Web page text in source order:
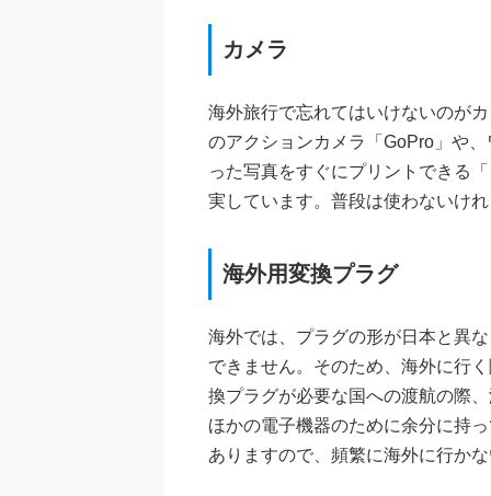
カメラ
海外旅行で忘れてはいけないのが
のアクションカメラ「GoPro」や
った写真をすぐにプリントできる
実しています。普段は使わないけ
海外用変換プラグ
海外では、プラグの形が日本と異
できません。そのため、海外に行
換プラグが必要な国への渡航の際
ほかの電子機器のために余分に持
ありますので、頻繁に海外に行か